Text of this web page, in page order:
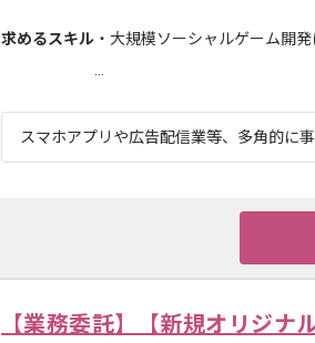
求めるスキル ・大規模ソーシャルゲーム開
スマホアプリや広告配信業等、多角的に
【業務委託】【新規オリジナ